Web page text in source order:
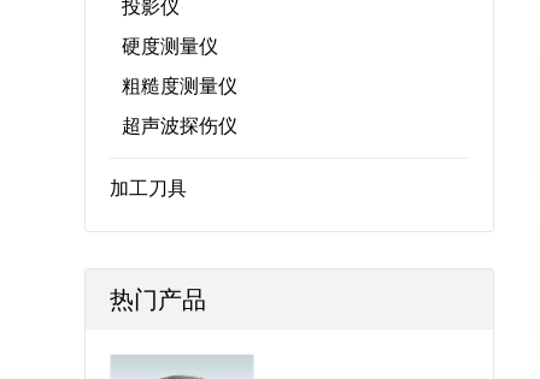
投影仪
硬度测量仪
粗糙度测量仪
超声波探伤仪
加工刀具
热门产品